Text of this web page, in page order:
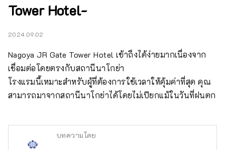
Tower Hotel-
2024.09.02
Nagoya JR Gate Tower Hotel เข้าถึงได้ง่ายมากเนื่องจาก
เชื่อมต่อโดยตรงกับสถานีนาโกย่า
โรงแรมนี้เหมาะสำหรับผู้ที่ต้องการใช้เวลาให้คุ้มค่าที่สุด คุณ
สามารถมาจากสถานีนาโกย่าได้โดยไม่เปียกแม้ในวันที่ฝนตก
บทความโดย